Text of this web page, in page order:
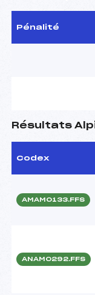
Pénalité
Résultats
Codex
AMAM0133.FFS
ANAM0292.FFS